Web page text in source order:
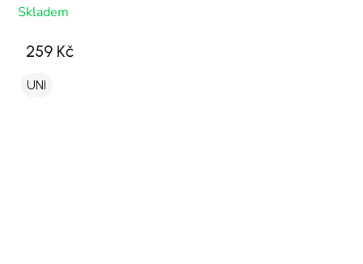
Skladem
259 Kč
UNI